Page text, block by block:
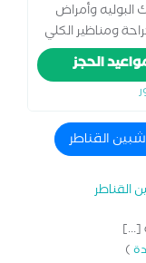
البوليه وأمراض
ومناظير الكلي
الجراحي-
والحالب
التقنيات
حالات العيوب
والعضو الذكري
، ضيق حوض
البوليه
والجراحة
الحجز
القناطر
القناطر
[...]
)